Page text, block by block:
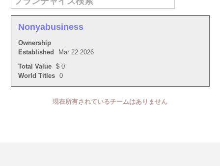
Nonyabusiness
Ownership
Established
Mar 22 2026
Total Value
$ 0
World Titles
0
現在所有されているチームはありません